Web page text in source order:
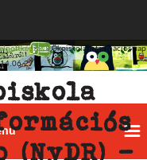
hely
» Ökoiskola információs nap
(NyDR) -